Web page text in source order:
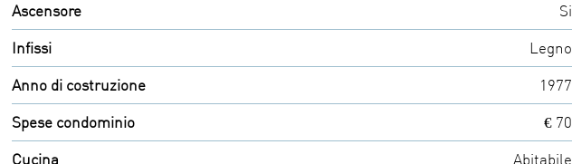
Ascensore
Si
Infissi
Legno
Anno di costruzione
1977
Spese condominio
€ 70
Cucina
Abitabile